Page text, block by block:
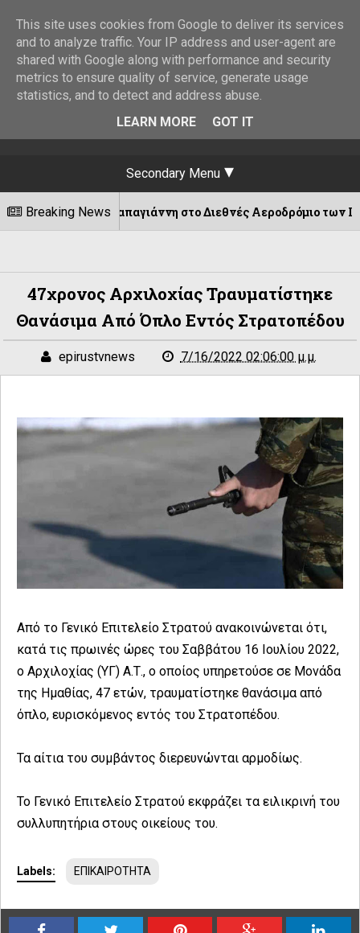
Secondary Menu
Breaking News
Παπαγιάννη στο Διεθνές Αεροδρόμιο των Ιωαννίνων!
47χρονος Αρχιλοχίας Τραυματίστηκε
Θανάσιμα Από Όπλο Εντός Στρατοπέδου
epirustvnews 7/16/2022 02:06:00 μ.μ.
Από το Γενικό Επιτελείο Στρατού ανακοινώνεται ότι,
κατά τις πρωινές ώρες του Σαββάτου 16 Ιουλίου 2022,
o Αρχιλοχίας (ΥΓ) Α.Τ., ο οποίος υπηρετούσε σε Μονάδα
της Ημαθίας, 47 ετών, τραυματίστηκε θανάσιμα από
όπλο, ευρισκόμενος εντός του Στρατοπέδου.
Τα αίτια του συμβάντος διερευνώνται αρμοδίως.
Το Γενικό Επιτελείο Στρατού εκφράζει τα ειλικρινή του
συλλυπητήρια στους οικείους του.
Labels: ΕΠΙΚΑΙΡΟΤΗΤΑ
This site uses cookies from Google to deliver its services
and to analyze traffic. Your IP address and user-agent are
shared with Google along with performance and security
metrics to ensure quality of service, generate usage
statistics, and to detect and address abuse.
LEARN MORE
GOT IT